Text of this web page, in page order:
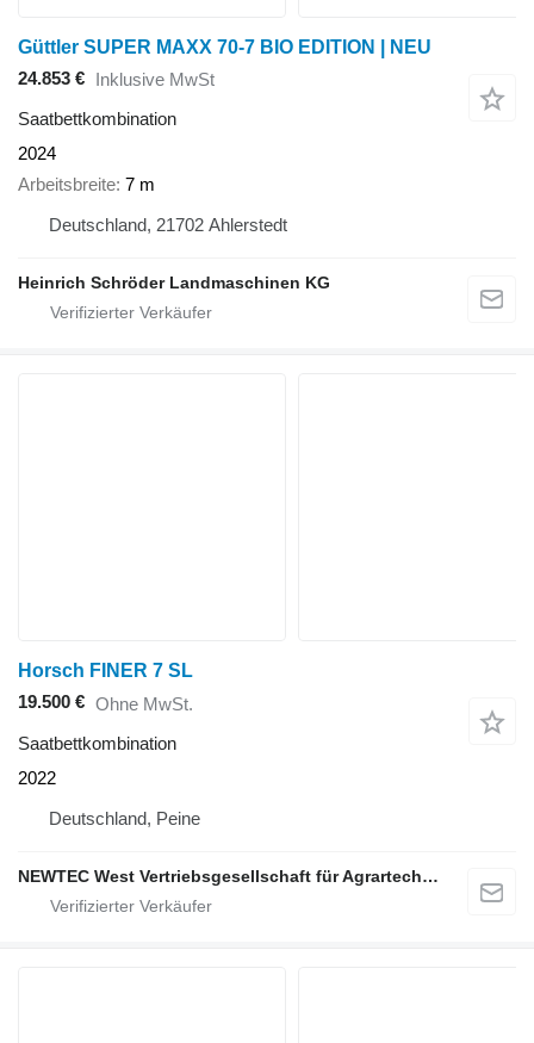
Güttler SUPER MAXX 70-7 BIO EDITION | NEU
24.853 € Inklusive MwSt
Saatbettkombination
2024
Arbeitsbreite 7 m
Deutschland, 21702 Ahlerstedt
Heinrich Schröder Landmaschinen KG
Horsch FINER 7 SL
19.500 € Ohne MwSt.
Saatbettkombination
2022
Deutschland, Peine
NEWTEC West Vertriebsgesellschaft für Agrartechnik mbH